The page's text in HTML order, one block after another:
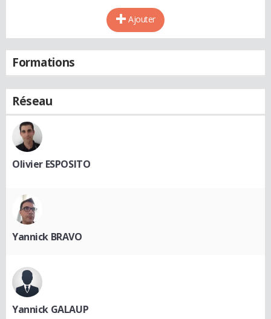
Ajouter
Formations
Réseau
Olivier ESPOSITO
Yannick BRAVO
Yannick GALAUP